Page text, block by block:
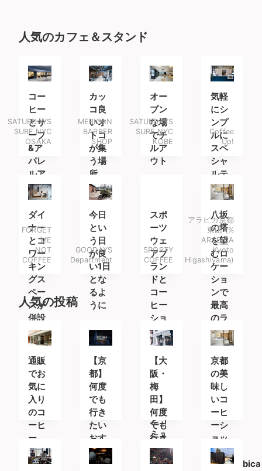
人気のカフェ＆スタンド
コー
ヒー
とサ
ーフ
&ア
パレ
ルア
イテ
ムを
楽し
みに
南船
場へ
SATURDAYS
SURF NYC
OSAKA
カッ
コ良
いオ
トコ
が集
う場
所
MERICAN
BARBER
SHOP
オー
プン
な場
でチ
ルア
ウト
SATURDAYS
SURF NYC
KOBE
気軽
にシ
ンプ
ルに
スペ
シャ
ルテ
ィコ
ーヒ
ーを
Coffee
Up!
ダイ
ナー
とコ
ワー
キン
グス
ペー
スが
併設
され
たコ
ーヒ
ース
タン
ド
FORGET
ME
NOT
COFFEE
今日
とい
う日
が良
い1日
とな
るよ
うに
GOODAYS
Department
スポ
ーツ
ウェ
アブ
ラン
ドと
コー
ヒー
ショ
ップ
が同
居す
るオ
ープ
ンな
空間
とコ
ミュ
ニテ
ィ
SPORTY
COFFEE
八坂
の塔
を望
むロ
ケー
ショ
ンで
最高
のラ
テを
アラビカ京都
東山 (%
ARABICA
Kyoto
Higashiyama)
人気の投稿
通販
でお
気に
入り
のコ
ーヒ
ー
を。
人気
【京
都】
何度
でも
行き
たい
おす
すめ
カフ
【大
阪・
梅
田】
何度
でも
行き
たい
おす
京都
の美
味し
いコ
ーヒ
ーシ
ョッ
プ
「%Arabica